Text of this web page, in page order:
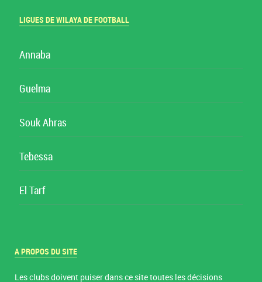
LIGUES DE WILAYA DE FOOTBALL
Annaba
Guelma
Souk Ahras
Tebessa
El Tarf
A PROPOS DU SITE
Les clubs doivent puiser dans ce site toutes les décisions